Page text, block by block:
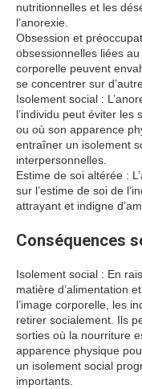
nutritionnelles et les
l’anorexie.
Obsession et
obsessionnelles liées au
corporelle peuvent
se concentrer sur
Isolement social :
l’individu peut éviter
ou où son apparence
entraîner un isolement
interpersonnelles.
Estime de soi altérée :
sur l’estime de soi de
attrayant et indigne
Conséquences
Isolement social : En
matière d’alimentation
l’image corporelle, les
retirer socialement. Ils
sorties où la nourriture
apparence physique
un isolement social
importants.